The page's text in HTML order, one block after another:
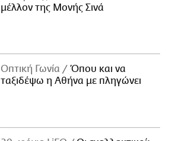
μέλλον της Μονής Σινά
Οπτική Γωνία
Όπου και να
ταξιδέψω η Αθήνα με πληγώνει